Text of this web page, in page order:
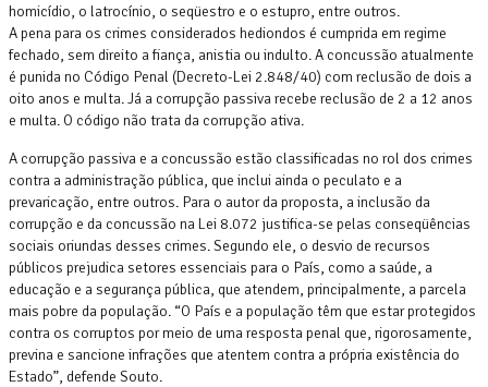
homicídio, o latrocínio, o seqüestro e o estupro, entre outros.
A pena para os crimes considerados hediondos é cumprida em regime
fechado, sem direito a fiança, anistia ou indulto. A concussão atualmente
é punida no Código Penal (Decreto-Lei 2.848/40) com reclusão de dois a
oito anos e multa. Já a corrupção passiva recebe reclusão de 2 a 12 anos
e multa. O código não trata da corrupção ativa.
A corrupção passiva e a concussão estão classificadas no rol dos crimes
contra a administração pública, que inclui ainda o peculato e a
prevaricação, entre outros. Para o autor da proposta, a inclusão da
corrupção e da concussão na Lei 8.072 justifica-se pelas conseqüências
sociais oriundas desses crimes. Segundo ele, o desvio de recursos
públicos prejudica setores essenciais para o País, como a saúde, a
educação e a segurança pública, que atendem, principalmente, a parcela
mais pobre da população. “O País e a população têm que estar protegidos
contra os corruptos por meio de uma resposta penal que, rigorosamente,
previna e sancione infrações que atentem contra a própria existência do
Estado”, defende Souto.